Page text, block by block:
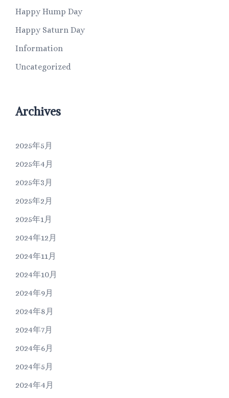
Happy Hump Day
Happy Saturn Day
Information
Uncategorized
Archives
2025年5月
2025年4月
2025年3月
2025年2月
2025年1月
2024年12月
2024年11月
2024年10月
2024年9月
2024年8月
2024年7月
2024年6月
2024年5月
2024年4月